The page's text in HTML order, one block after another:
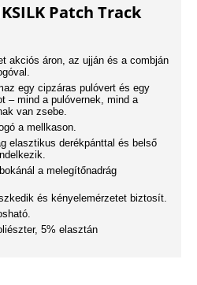
Patch Track
akciós áron, az ujján és a combján
egy cipzáras pulóvert és egy
– mind a pulóvernek, mind a
van zsebe.
a mellkason.
elasztikus derékpánttal és belső
a melegítőnadrág
és kényelemérzetet biztosít.
5% elasztán